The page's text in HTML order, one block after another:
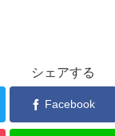
シェアする
Facebook